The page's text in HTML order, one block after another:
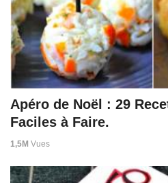
Apéro de Noël : 29
Faciles à Faire.
1,5M Vues